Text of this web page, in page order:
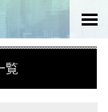
覧